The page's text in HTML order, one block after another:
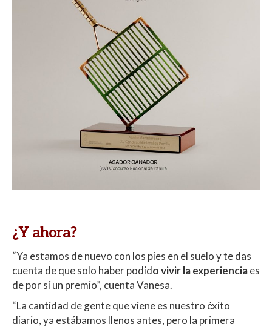
¿Y ahora?
“Ya estamos de nuevo con los pies en el suelo y te das
cuenta de que solo haber podido vivir la experienciaes
de por sí un premio”, cuenta Vanesa.
“La cantidad de gente que viene es nuestro éxito
diario, ya estábamos llenos antes, pero la primera